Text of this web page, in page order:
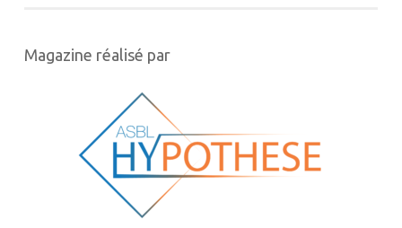
Magazine réalisé par